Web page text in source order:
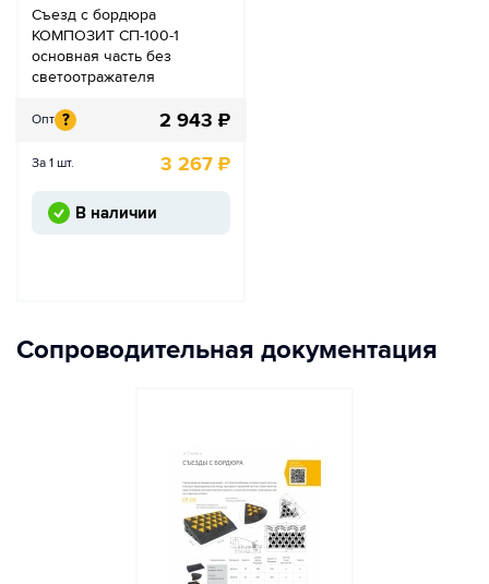
Съезд с бордюра
КОМПОЗИТ СП-100-1
основная часть без
светоотражателя
Опт ? 2 943 ₽
За 1 шт. 3 267 ₽
В наличии
Сопроводительная документация